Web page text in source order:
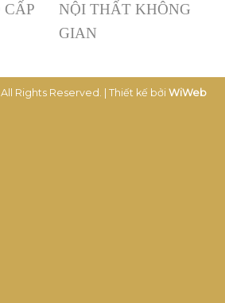
CẤP
NỘI THẤT KHÔNG
GIAN
Rights Reserved. | Thiết kế bởi WiWeb